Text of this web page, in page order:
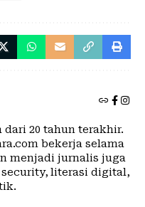
20 tahun terakhir.
bekerja selama
menjadi jurnalis juga
literasi digital,